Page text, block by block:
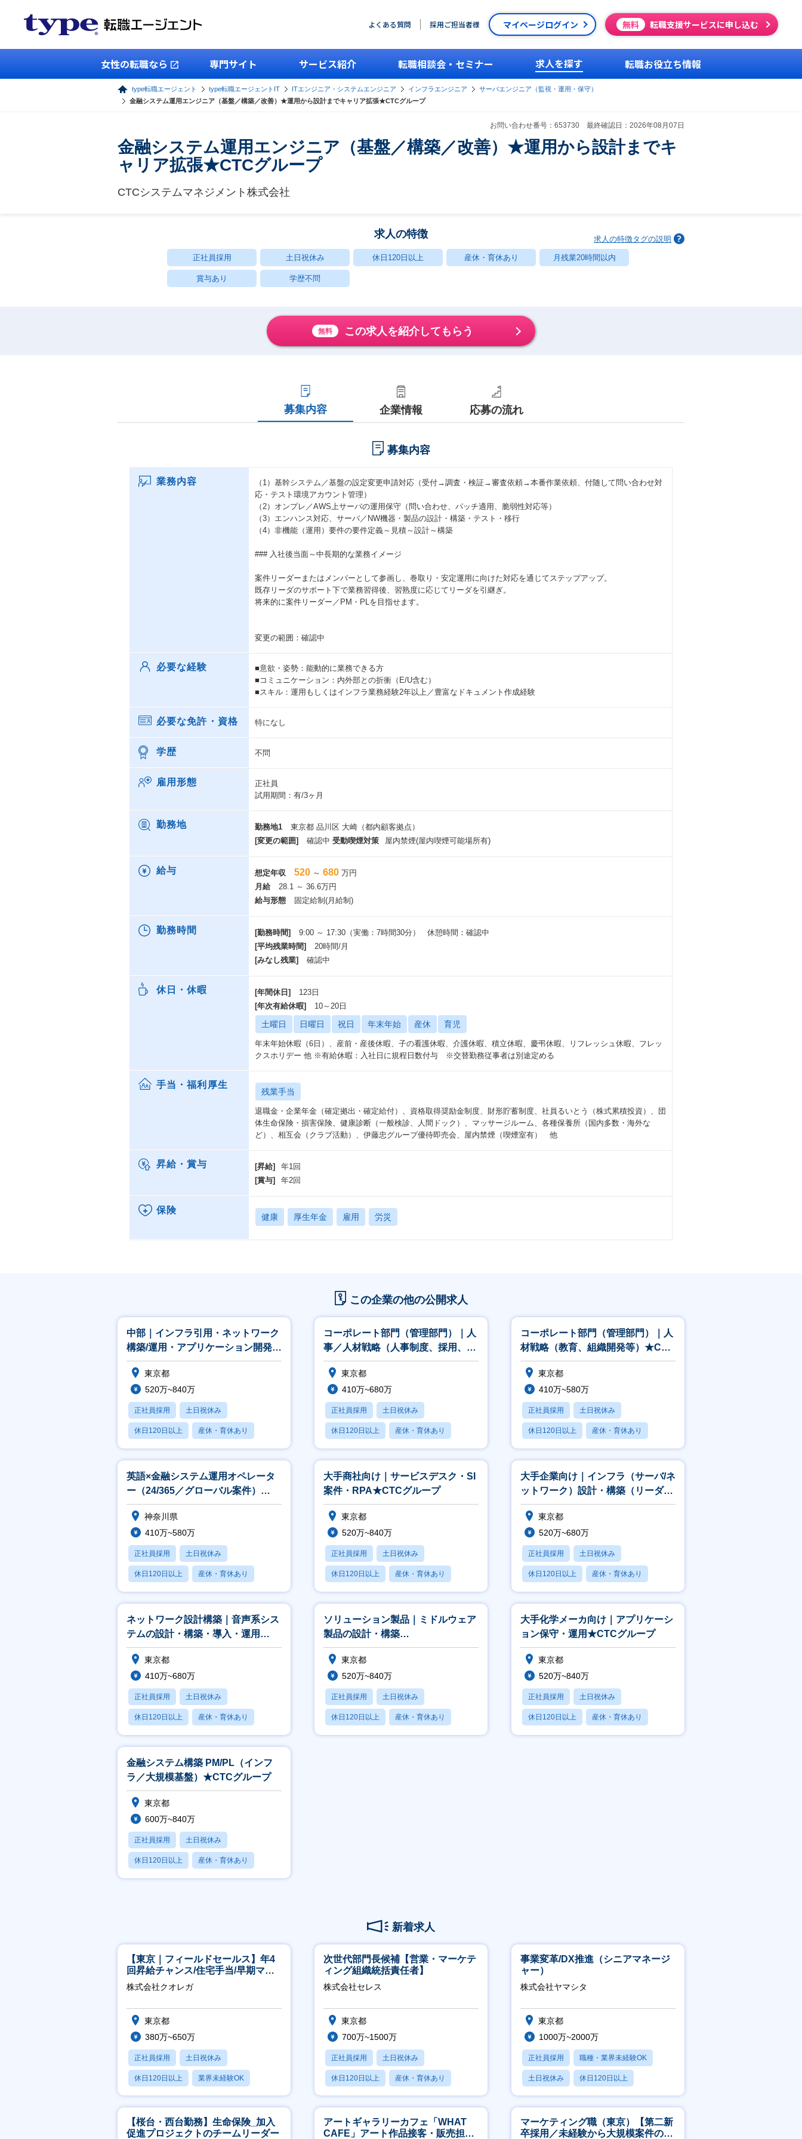
よくある質問 採用ご担当者様 マイページログイン 無料 転職支援サービスに申し込む
女性の転職なら 専門サイト サービス紹介 転職相談会・セミナー 求人を探す 転職お役立ち情報
type転職エージェント type転職エージェントIT ITエンジニア・システムエンジニア インフラエンジニア
サーバエンジニア（監視・運用・保守）
金融システム運用エンジニア（基盤／構築／改善）★運用から設計までキャリア拡張★CTCグループ
お問い合わせ番号：653730 最終確認日：2026年08月07日
金融システム運用エンジニア（基盤／構築／改善）★運用から設計までキ
ャリア拡張★CTCグループ
CTCシステムマネジメント株式会社
求人の特徴 求人の特徴タグの説明
正社員採用 土日祝休み 休日120日以上 産休・育休あり 月残業20時間以内
賞与あり 学歴不問
無料 この求人を紹介してもらう
募集内容 企業情報 応募の流れ
募集内容
業務内容
（1）基幹システム／基盤の設定変更申請対応（受付→調査・検証→審査依頼→本番作業依頼、付随して問い合わせ対
応・テスト環境アカウント管理）
（2）オンプレ／AWS上サーバの運用保守（問い合わせ、パッチ適用、脆弱性対応等）
（3）エンハンス対応、サーバ／NW機器・製品の設計・構築・テスト・移行
（4）非機能（運用）要件の要件定義～見積～設計～構築
### 入社後当面～中長期的な業務イメージ
案件リーダーまたはメンバーとして参画し、巻取り・安定運用に向けた対応を通じてステップアップ。
既存リーダのサポート下で業務習得後、習熟度に応じてリーダを引継ぎ。
将来的に案件リーダー／PM・PLを目指せます。
変更の範囲：確認中
必要な経験
■意欲・姿勢：能動的に業務できる方
■コミュニケーション：内外部との折衝（E/U含む）
■スキル：運用もしくはインフラ業務経験2年以上／豊富なドキュメント作成経験
必要な免許・資格 特になし
学歴 不問
雇用形態
正社員
試用期間：有/3ヶ月
勤務地 勤務地1
東京都 品川区 大崎（都内顧客拠点）
[変更の範囲]
確認中 受動喫煙対策 屋内禁煙(屋内喫煙可能場所有)
給与 想定年収 520 ～ 680 万円
月給
28.1 ～ 36.6万円
給与形態
固定給制(月給制)
勤務時間 [勤務時間]
9:00 ～ 17:30（実働：7時間30分） 休憩時間：確認中
[平均残業時間]
20時間/月
[みなし残業]
確認中
休日・休暇 [年間休日]
123日
[年次有給休暇]
10～20日
土曜日 日曜日 祝日 年末年始 産休 育児
年末年始休暇（6日）、産前・産後休暇、子の看護休暇、介護休暇、積立休暇、慶弔休暇、リフレッシュ休暇、フレッ
クスホリデー 他 ※有給休暇：入社日に規程日数付与 ※交替勤務従事者は別途定める
手当・福利厚生
残業手当
退職金・企業年金（確定拠出・確定給付）、資格取得奨励金制度、財形貯蓄制度、社員るいとう（株式累積投資）、団
体生命保険・損害保険、健康診断（一般検診、人間ドック）、マッサージルーム、各種保養所（国内多数・海外な
ど）、相互会（クラブ活動）、伊藤忠グループ優待即売会、屋内禁煙（喫煙室有） 他
昇給・賞与 [昇給]
年1回
[賞与]
年2回
保険
健康 厚生年金 雇用 労災
この企業の他の公開求人
中部｜インフラ引用・ネットワーク
構築/運用・アプリケーション開発
★CTCグループ
東京都
520万~840万
正社員採用 土日祝休み
休日120日以上 産休・育休あり
賞与あり
コーポレート部門（管理部門）｜人
事／人材戦略（人事制度、採用、教
育、組織開発等）
東京都
410万~680万
正社員採用 土日祝休み
休日120日以上 産休・育休あり
賞与あり
コーポレート部門（管理部門）｜人
材戦略（教育、組織開発等）★CTC
グループ
東京都
410万~580万
正社員採用 土日祝休み
休日120日以上 産休・育休あり
賞与あり
英語×金融システム運用オペレータ
ー（24/365／グローバル案件）
★CTCグループ
神奈川県
410万~580万
正社員採用 土日祝休み
休日120日以上 産休・育休あり
月残業20時間以内
大手商社向け｜サービスデスク・SI
案件・RPA★CTCグループ
東京都
520万~840万
正社員採用 土日祝休み
休日120日以上 産休・育休あり
月残業20時間以内
大手企業向け｜インフラ（サーバ/ネ
ットワーク）設計・構築（リーダ
層）★CTCグループ
東京都
520万~680万
正社員採用 土日祝休み
休日120日以上 産休・育休あり
月残業20時間以内
ネットワーク設計構築｜音声系シス
テムの設計・構築・導入・運用
（Cisco／Genesys Cloud
東京都
410万~680万
正社員採用 土日祝休み
休日120日以上 産休・育休あり
月残業20時間以内
ソリューション製品｜ミドルウェア
製品の設計・構築
（JP1/Zabbix/SKYSEA等）★CTC
グル東京都
520万~840万
正社員採用 土日祝休み
休日120日以上 産休・育休あり
賞与あり
大手化学メーカ向け｜アプリケーシ
ョン保守・運用★CTCグループ
東京都
520万~840万
正社員採用 土日祝休み
休日120日以上 産休・育休あり
月残業20時間以内
金融システム構築 PM/PL（インフ
ラ／大規模基盤）★CTCグループ
東京都
600万~840万
正社員採用 土日祝休み
休日120日以上 産休・育休あり
賞与あり
新着求人
【東京｜フィールドセールス】年4
回昇給チャンス/住宅手当/早期マネ
ジメント機会あり！
株式会社クオレガ
東京都
380万~650万
正社員採用 土日祝休み
休日120日以上 業界未経験OK
産休・育休あり
次世代部門長候補【営業・マーケテ
ィング組織統括責任者】
株式会社セレス
東京都
700万~1500万
正社員採用 土日祝休み
休日120日以上 産休・育休あり
賞与あり
事業変革/DX推進（シニアマネージ
ャー）
株式会社ヤマシタ
東京都
1000万~2000万
正社員採用 職種・業界未経験OK
土日祝休み 休日120日以上
産休・育休あり
【桜台・西台勤務】生命保険_加入
促進プロジェクトのチームリーダー
アートギャラリーカフェ「WHAT
CAFE」アート作品接客・販売担当
マーケティング職（東京）【第二新
卒採用／未経験から大規模案件のマ